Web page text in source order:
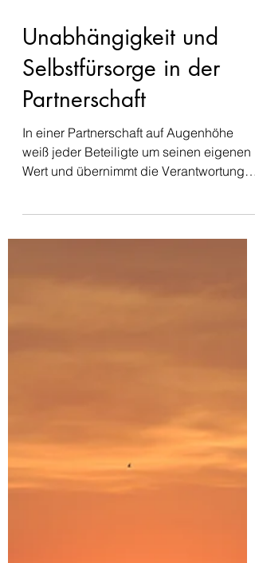
16. Juni 2025 4 Min. Lesezeit
Unabhängigkeit und
Selbstfürsorge in der